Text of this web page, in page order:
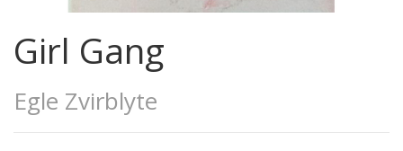
Girl Gang
Egle Zvirblyte